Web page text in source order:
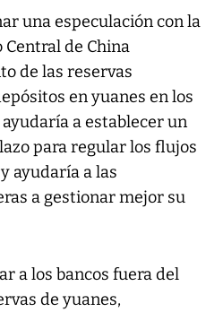
una especulación con la
Central de China
de las reservas
en yuanes en los
a establecer un
para regular los flujos
ayudaría a las
a gestionar mejor su
a los bancos fuera del
de yuanes,